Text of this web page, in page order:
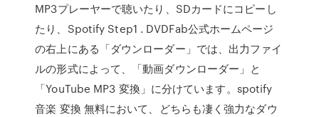
MP3プレーヤーで聴いたり、SDカードにコピーし
たり、Spotify Step1 . DVDFab公式ホームページ
の右上にある「ダウンローダー」では、出力ファイ
ルの形式によって、「動画ダウンローダー」と
「YouTube MP3 変換」に分けています。spotify
音楽 変換 無料において、どちらも凄く強力なダウ